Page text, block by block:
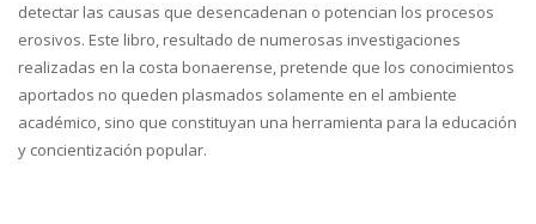
detectar las causas que desencadenan o potencian los procesos
erosivos. Este libro, resultado de numerosas investigaciones
realizadas en la costa bonaerense, pretende que los conocimientos
aportados no queden plasmados solamente en el ambiente
académico, sino que constituyan una herramienta para la educación
y concientización popular.